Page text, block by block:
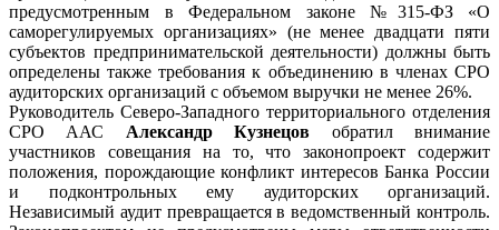
предусмотренным в Федеральном законе №315-ФЗ «О
саморегулируемых организациях» (не менее двадцати пяти
субъектов предпринимательской деятельности) должны быть
определены также требования к объединению в членах СРО
аудиторских организаций с объемом выручки не менее 26%.
Руководитель Северо-Западного территориального отделения
СРО ААС Александр Кузнецов обратил внимание
участников совещания на то, что законопроект содержит
положения, порождающие конфликт интересов Банка России
и подконтрольных ему аудиторских организаций.
Независимый аудит превращается в ведомственный контроль.